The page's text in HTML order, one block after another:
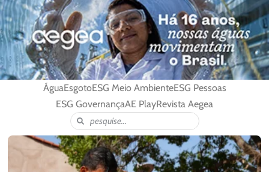
ÁguaEsgotoESG Meio AmbienteESG Pessoas
ESG GovernançaAE PlayRevista Aegea